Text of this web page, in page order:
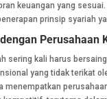
keuangan yang
prinsip syariah
Perusahaan
sering kali harus
yang tidak terikat
menempatkan